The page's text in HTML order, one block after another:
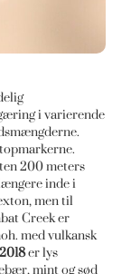
i varierende
200 meters
inde i
men til
Creek er
med vulkansk
er lys
mint og sød